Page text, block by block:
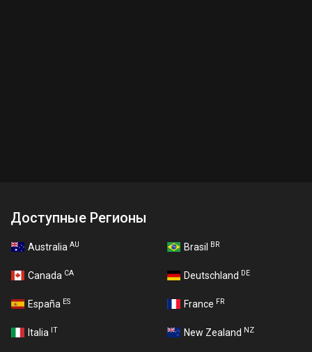
Доступные Регионы
Australia AU Brasil BR
Canada CA Deutschland DE
España ES France FR
Italia IT New Zealand NZ